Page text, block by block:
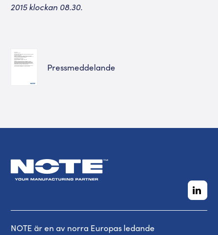
2015 klockan 08.30.
Pressmeddelande
NOTE är en av norra Europas ledande